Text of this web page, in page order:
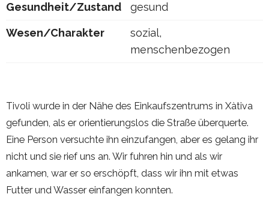
Gesundheit/Zustand gesund
Wesen/Charakter
sozial,
menschenbezogen
Tivoli wurde in der Nähe des Einkaufszentrums in Xàtiva
gefunden, als er orientierungslos die Straße überquerte.
Eine Person versuchte ihn einzufangen, aber es gelang ihr
nicht und sie rief uns an. Wir fuhren hin und als wir
ankamen, war er so erschöpft, dass wir ihn mit etwas
Futter und Wasser einfangen konnten.